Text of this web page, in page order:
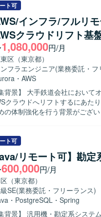
どのドキュメント作成やQA表
工程までご対応いただく場合もございます。 【求める人
において豊富な経験をお持ちで
。チームで円滑にコミュニケ
組める方にマッチするポジションとなります。 【
けシステムのクラウド移行プ
ど上流フェーズの経験を深め
からPostgreSQLへのDB移行
環境】 AWS上でのクラウド環
へ移行していく想定で
工程にも携わっていただく場
ト可
インフラ/フルリ
クラウドリフト基
1,080,000円/月
区（東京都）
フラエンジニア(業務委託・フ
・ AWS
背景】 大手鉄道会社におい
クラウドへリフトするにあた
強化を行う背景がございます。 【作業内容】 現場作業者向け作業管
セキュリティ、運用、コストな
テナ基盤、データベース、認証
だきます。VPCやサブネット、
を用いたコンテナ基盤設
データ基盤設計を行っていた
、IAM、KMSなどを用いたセ
ActionsやCodePipeline等を用
も担当いただきます。さらに
ト可
リモート可】勘
600,000円/月
（東京都）
SE(業務委託・フリーランス)
・ PostgreSQL ・ Spring
背景】 汎用機・勘定系シス